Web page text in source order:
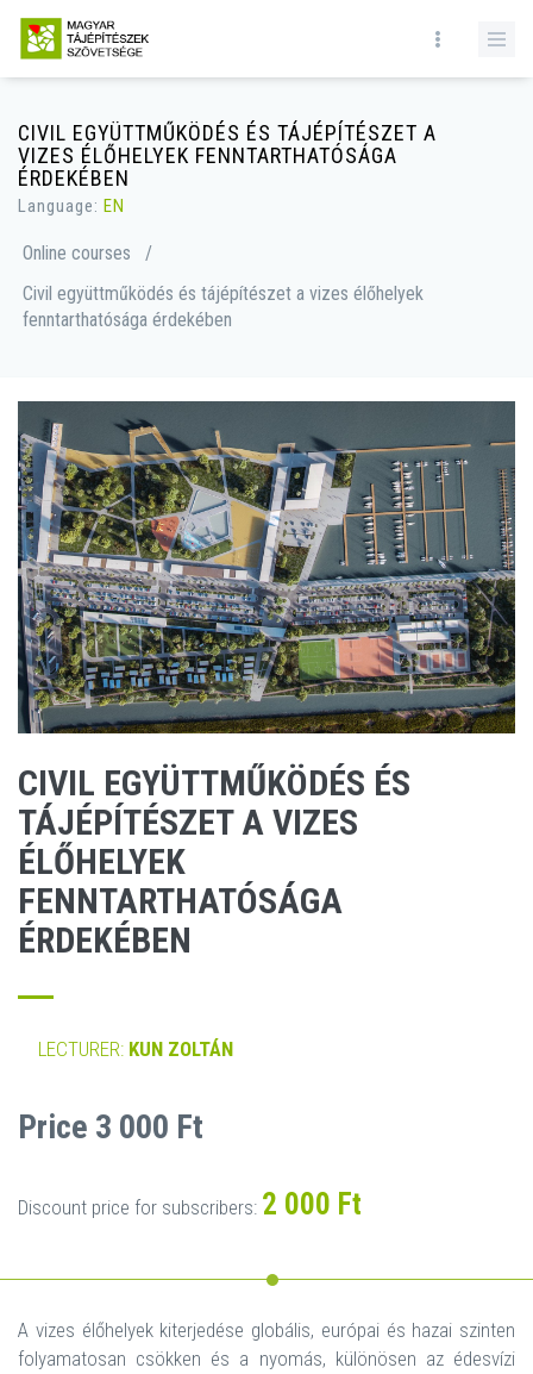
CIVIL EGYÜTTMŰKÖDÉS ÉS TÁJÉPÍTÉSZET A
VIZES ÉLŐHELYEK FENNTARTHATÓSÁGA
ÉRDEKÉBEN
Language: EN
Online courses
/
Civil együttműködés és tájépítészet a vizes élőhelyek
fenntarthatósága érdekében
CIVIL EGYÜTTMŰKÖDÉS ÉS
TÁJÉPÍTÉSZET A VIZES
ÉLŐHELYEK
FENNTARTHATÓSÁGA
ÉRDEKÉBEN
LECTURER: KUN ZOLTÁN
Price 3 000 Ft
Discount price for subscribers: 2 000 Ft
A vizes élőhelyek kiterjedése globális, európai és hazai szinten
folyamatosan csökken és a nyomás, különösen az édesvízi